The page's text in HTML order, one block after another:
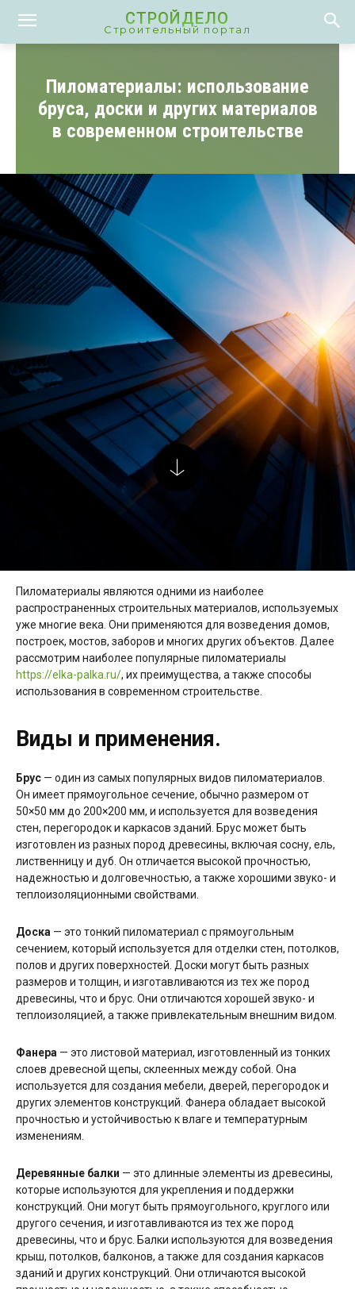
СТРОЙДЕЛО
Строительный портал
Пиломатериалы: использование
бруса, доски и других материалов
в современном строительстве
Пиломатериалы являются одними из наиболее
распространенных строительных материалов, используемых
уже многие века. Они применяются для возведения домов,
построек, мостов, заборов и многих других объектов. Далее
рассмотрим наиболее популярные пиломатериалы
https://elka-palka.ru/, их преимущества, а также способы
использования в современном строительстве.
Виды и применения.
Брус — один из самых популярных видов пиломатериалов.
Он имеет прямоугольное сечение, обычно размером от
50×50 мм до 200×200 мм, и используется для возведения
стен, перегородок и каркасов зданий. Брус может быть
изготовлен из разных пород древесины, включая сосну, ель,
лиственницу и дуб. Он отличается высокой прочностью,
надежностью и долговечностью, а также хорошими звуко- и
теплоизоляционными свойствами.
Доска — это тонкий пиломатериал с прямоугольным
сечением, который используется для отделки стен, потолков,
полов и других поверхностей. Доски могут быть разных
размеров и толщин, и изготавливаются из тех же пород
древесины, что и брус. Они отличаются хорошей звуко- и
теплоизоляцией, а также привлекательным внешним видом.
Фанера — это листовой материал, изготовленный из тонких
слоев древесной щепы, склеенных между собой. Она
используется для создания мебели, дверей, перегородок и
других элементов конструкций. Фанера обладает высокой
прочностью и устойчивостью к влаге и температурным
изменениям.
Деревянные балки — это длинные элементы из древесины,
которые используются для укрепления и поддержки
конструкций. Они могут быть прямоугольного, круглого или
другого сечения, и изготавливаются из тех же пород
древесины, что и брус. Балки используются для возведения
крыш, потолков, балконов, а также для создания каркасов
зданий и других конструкций. Они отличаются высокой